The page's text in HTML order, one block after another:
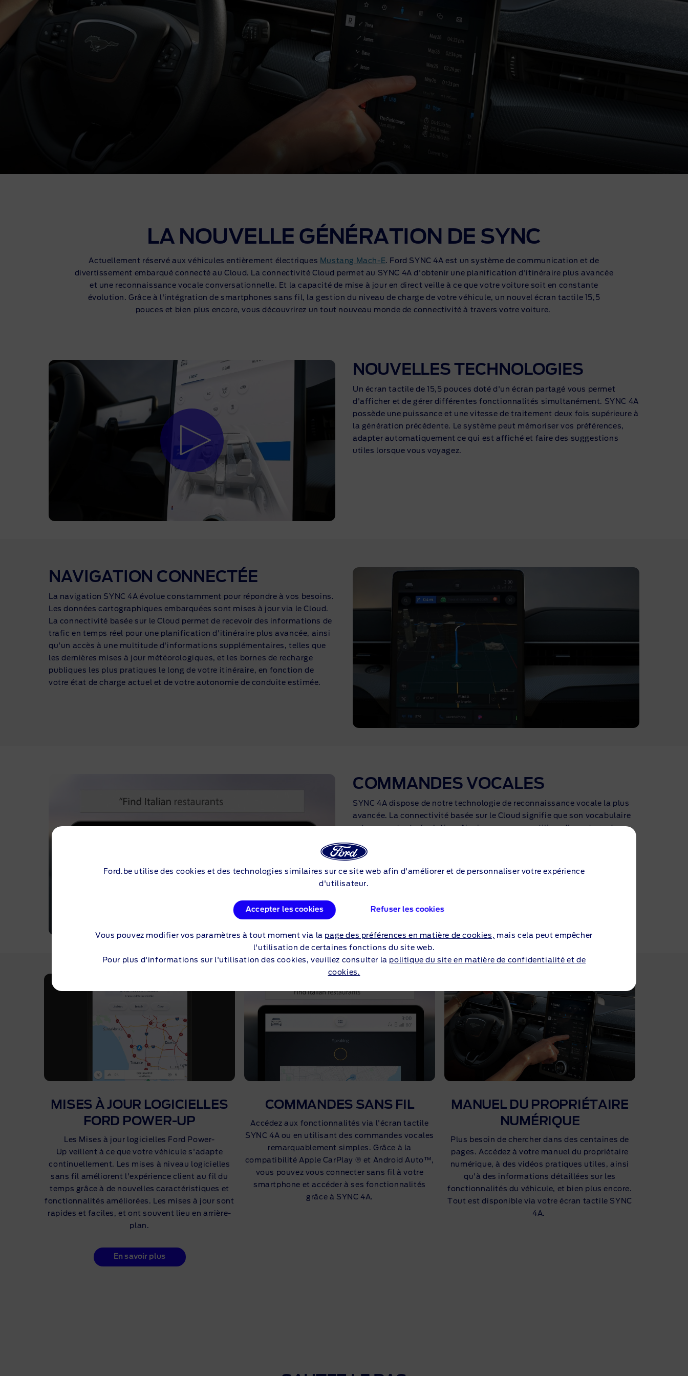
Ford.be utilise des cookies et des technologies similaires sur ce site web afin d'améliorer et de personnaliser votre expérience
d'utilisateur.
Accepter les cookies Refuser les cookies
Vous pouvez modifier vos paramètres à tout moment via la page des préférences en matière de cookies, mais cela peut empêcher
l'utilisation de certaines fonctions du site web.
Pour plus d'informations sur l'utilisation des cookies, veuillez consulter la politique du site en matière de confidentialité et de
cookies.
Financez votre Ford
Tenez-moi informé
Estimation véhicule actuel
Campagnes de rappel Abonnements Ford
Ford Pro™
LA NOUVELLE GÉNÉRATION DE SYNC
Actuellement réservé aux véhicules entièrement électriques Mustang Mach-E. Ford SYNC 4A est un système de communication et de
divertissement embarqué connecté au Cloud. La connectivité Cloud permet au SYNC 4A d'obtenir une planification d'itinéraire plus avancée
et une reconnaissance vocale conversationnelle. Et la capacité de mise à jour en direct veille à ce que votre voiture soit en constante
évolution. Grâce à l'intégration de smartphones sans fil, la gestion du niveau de charge de votre véhicule, un nouvel écran tactile 15,5
pouces et bien plus encore, vous découvrirez un tout nouveau monde de connectivité à travers votre voiture.
NOUVELLES TECHNOLOGIES
Un écran tactile de 15,5 pouces doté d'un écran partagé vous permet
d'afficher et de gérer différentes fonctionnalités simultanément. SYNC 4A
possède une puissance et une vitesse de traitement deux fois supérieure à
la génération précédente. Le système peut mémoriser vos préférences,
adapter automatiquement ce qui est affiché et faire des suggestions
utiles lorsque vous voyagez.
NAVIGATION CONNECTÉE
La navigation SYNC 4A évolue constamment pour répondre à vos besoins.
Les données cartographiques embarquées sont mises à jour via le Cloud.
La connectivité basée sur le Cloud permet de recevoir des informations de
trafic en temps réel pour une planification d'itinéraire plus avancée, ainsi
qu'un accès à une multitude d'informations supplémentaires, telles que
les dernières mises à jour météorologiques, et les bornes de recharge
publiques les plus pratiques le long de votre itinéraire, en fonction de
votre état de charge actuel et de votre autonomie de conduite estimée.
COMMANDES VOCALES
SYNC 4A dispose de notre technologie de reconnaissance vocale la plus
avancée. La connectivité basée sur le Cloud signifie que son vocabulaire
est en constante évolution. Ainsi, vous pouvez utiliser d'avantage de
jouer de la musique ou gérer les appels téléphoniques et les SMS
MISES À JOUR LOGICIELLES
FORD POWER-UP
Les Mises à jour logicielles Ford Power-
Up veillent à ce que votre véhicule s'adapte
continuellement. Les mises à niveau logicielles
sans fil améliorent l'expérience client au fil du
temps grâce à de nouvelles caractéristiques et
fonctionnalités améliorées. Les mises à jour sont
rapides et faciles, et ont souvent lieu en arrière-
plan .
En savoir plus
COMMANDES SANS FIL
Accédez aux fonctionnalités via l'écran tactile
SYNC 4A ou en utilisant des commandes vocales
remarquablement simples. Grâce à la
compatibilité Apple CarPlay ® et Android Auto™,
vous pouvez vous connecter sans fil à votre
smartphone et accéder à ses fonctionnalités
grâce à SYNC 4A.
MANUEL DU PROPRIÉTAIRE
NUMÉRIQUE
Plus besoin de chercher dans des centaines de
pages. Accédez à votre manuel du propriétaire
numérique, à des vidéos pratiques utiles, ainsi
qu'à des informations détaillées sur les
fonctionnalités du véhicule, et bien plus encore.
Tout est disponible via votre écran tactile SYNC
4A.